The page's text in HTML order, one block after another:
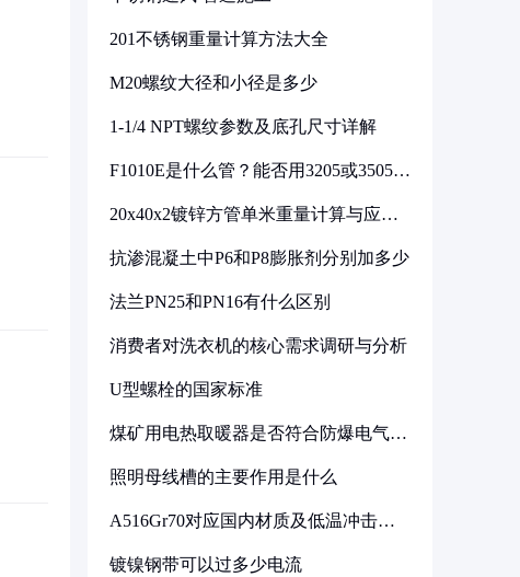
201不锈钢重量计算方法大全
M20螺纹大径和小径是多少
1-1/4 NPT螺纹参数及底孔尺寸详解
F1010E是什么管？能否用3205或3505代
20x40x2镀锌方管单米重量计算与应用
抗渗混凝土中P6和P8膨胀剂分别加多少
法兰PN25和PN16有什么区别
消费者对洗衣机的核心需求调研与分析
U型螺栓的国家标准
煤矿用电热取暖器是否符合防爆电气设
照明母线槽的主要作用是什么
A516Gr70对应国内材质及低温冲击要
镀镍钢带可以过多少电流